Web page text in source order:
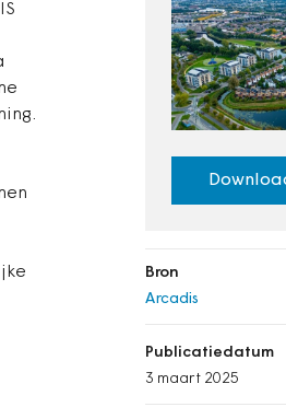
Bron
Arcadis
Publicatiedatum
3 maart 2025